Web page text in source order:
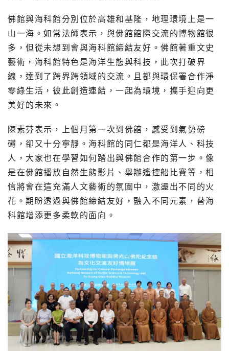
佛館與海科館分別位於高雄和基隆，地理環境上是一
山一海。如常法師表示，與佛館館際交流的博物館很
多，但從未想到會與海科館締結友好。佛館著重文史
藝術，海科館特色是海洋生態與科技，此次打破界
線，達到了跨界跨領域的交流。且都與環保署合作淨
零綠生活，彼此創造連結，一起為環境，攜手迎向更
美好的未來。
陳素芬表示，上個月第一次到佛館，感受到氣勢磅
礡，卻又十分寧靜。海科館的同仁都是海洋人、科技
人，大家也在學習如何踏出與佛館合作的第一步。像
是在佛館播放自然生態影片、舉辦遙控船比賽等，相
信將會在這充滿人文藝術的氛圍中，激盪出不同的火
花。期盼透過與佛館締結友好，融入不同元素，替海
科館增添更多柔軟的面向。